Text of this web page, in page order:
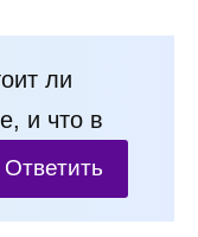
ли
и что в
Ответить